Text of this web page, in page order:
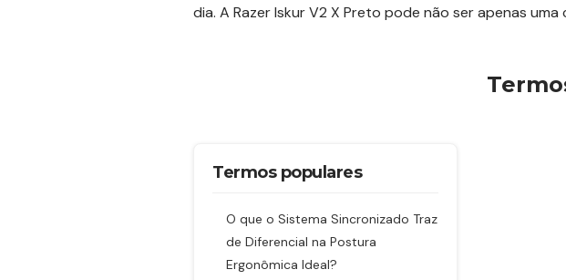
dia. A Razer Iskur V2 X Preto pode não ser apenas
Termos populares
O que o Sistema Sincronizado Traz
de Diferencial na Postura
Ergonômica Ideal?